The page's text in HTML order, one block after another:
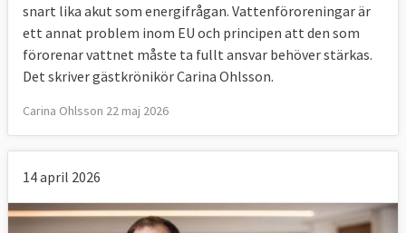
snart lika akut som energifrågan. Vattenföroreningar är
ett annat problem inom EU och principen att den som
förorenar vattnet måste ta fullt ansvar behöver stärkas.
Det skriver gästkrönikör Carina Ohlsson.
Carina Ohlsson 22 maj 2026
14 april 2026